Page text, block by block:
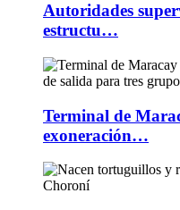
Autoridades
estructu…
Terminal de
exoneración…